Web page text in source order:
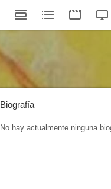
Biografía
No hay actualmente ninguna